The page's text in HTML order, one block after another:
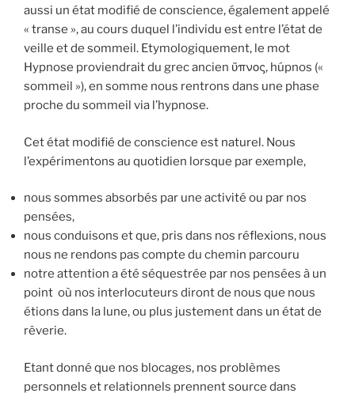
aussi un état modifié de conscience, également appelé
« transe », au cours duquel l’individu est entre l’état de
veille et de sommeil. Etymologiquement, le mot
Hypnose proviendrait du grec ancien ὕπνος, húpnos («
sommeil »), en somme nous rentrons dans une phase
proche du sommeil via l’hypnose.
Cet état modifié de conscience est naturel. Nous
l’expérimentons au quotidien lorsque par exemple,
nous sommes absorbés par une activité ou par nos
pensées,
nous conduisons et que, pris dans nos réflexions, nous
nous ne rendons pas compte du chemin parcouru
notre attention a été séquestrée par nos pensées à un
point où nos interlocuteurs diront de nous que nous
étions dans la lune, ou plus justement dans un état de
rêverie.
Etant donné que nos blocages, nos problèmes
personnels et relationnels prennent source dans